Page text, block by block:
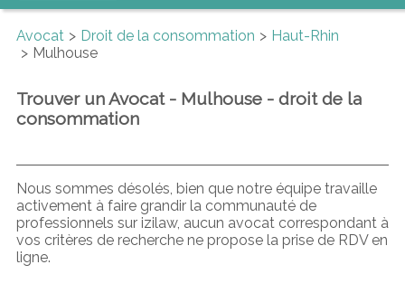
Avocat Droit de la consommation
Haut-Rhin
Mulhouse
Trouver un Avocat - Mulhouse - droit de la
consommation
Nous sommes désolés, bien que notre équipe travaille
activement à faire grandir la communauté de
professionnels sur izilaw, aucun avocat correspondant à
vos critères de recherche ne propose la prise de RDV en
ligne.